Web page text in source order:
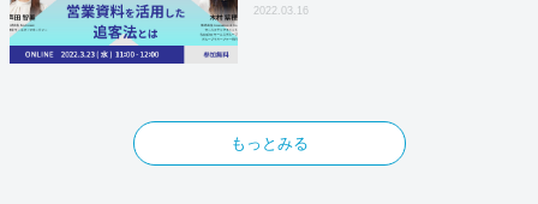
を開催！
2022.03.16
もっとみる